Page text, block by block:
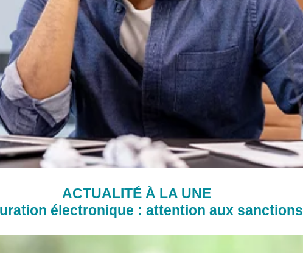
ACTUALITÉ À LA UNE
électronique : attention aux sanctions